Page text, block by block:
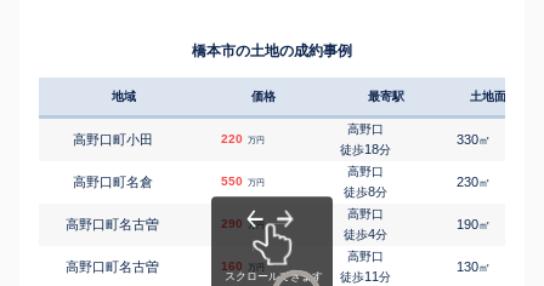
徒歩
林間田園都市
徒歩4分
南馬場 650 万円
学文路
徒歩16分
200㎡ 160
御幸辻
徒歩21分
78 万円
御幸辻
徒歩9分
万円
橋本(和歌山)
徒歩16分
橋本市の土地の成約事例
地域 価格 最寄駅 土地面積
高野口町小田 220 万円
高野口
徒歩18分
330㎡
高野口町名倉 550 万円
高野口
徒歩8分
230㎡
高野口町名古曽 290 万円
高野口
徒歩4分
190㎡
高野口町名古曽 160 万円
高野口
徒歩11 分
130㎡